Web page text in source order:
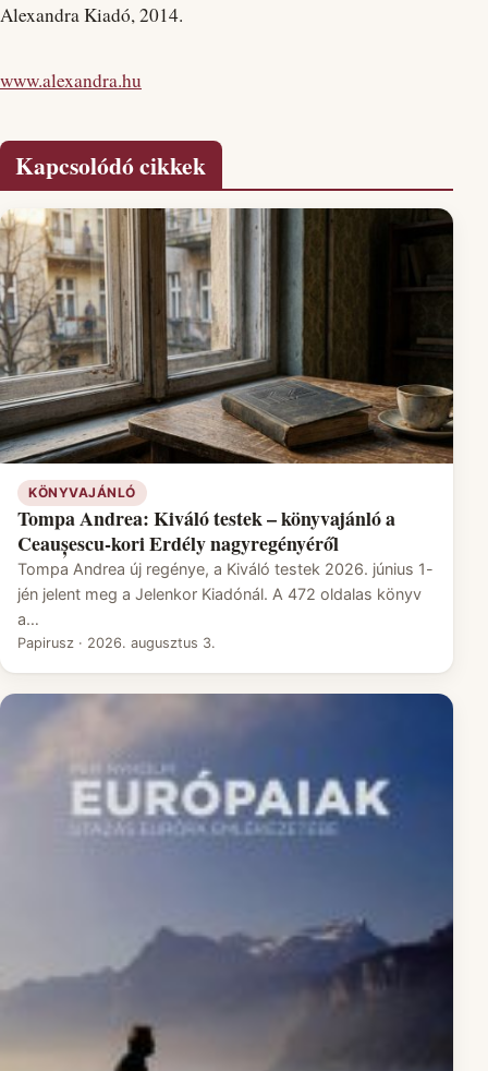
Alexandra Kiadó, 2014.
www.alexandra.hu
Kapcsolódó cikkek
KÖNYVAJÁNLÓ
Tompa Andrea: Kiváló testek – könyvajánló a
Ceaușescu-kori Erdély nagyregényéről
Tompa Andrea új regénye, a Kiváló testek 2026. június 1-
jén jelent meg a Jelenkor Kiadónál. A 472 oldalas könyv
a…
Papirusz · 2026. augusztus 3.